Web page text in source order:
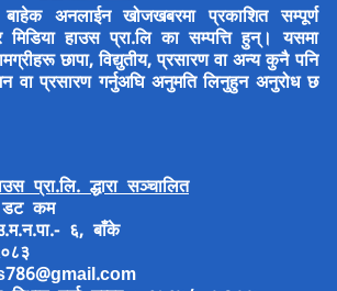
अनलाईन खोजखबरमा प्रकाशित सम्पूर्ण
हाउस प्रा.लि का सम्पत्ति हुन्। यसमा
छापा, विद्युतीय, प्रसारण वा अन्य कुनै पनि
वा प्रसारण गर्नुअघि अनुमति लिनुहुन अनुरोध छ
प्रा.लि. द्धारा सञ्चालित
डट कम
६, बाँके